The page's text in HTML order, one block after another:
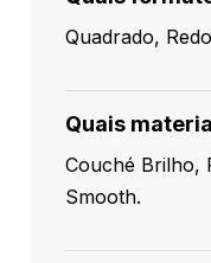
Quadrado,
Quais
Couché Brilho,
Smooth.